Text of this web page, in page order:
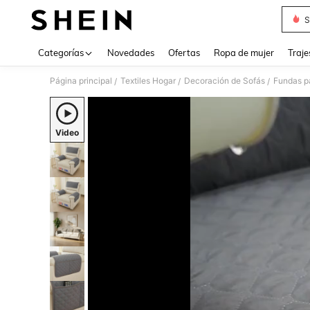
Categorías Novedades Ofertas Ropa de mujer
Página principal / Textiles Hogar / Decoración de Sofás / Fundas
Video